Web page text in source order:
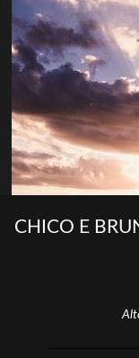
CHICO E